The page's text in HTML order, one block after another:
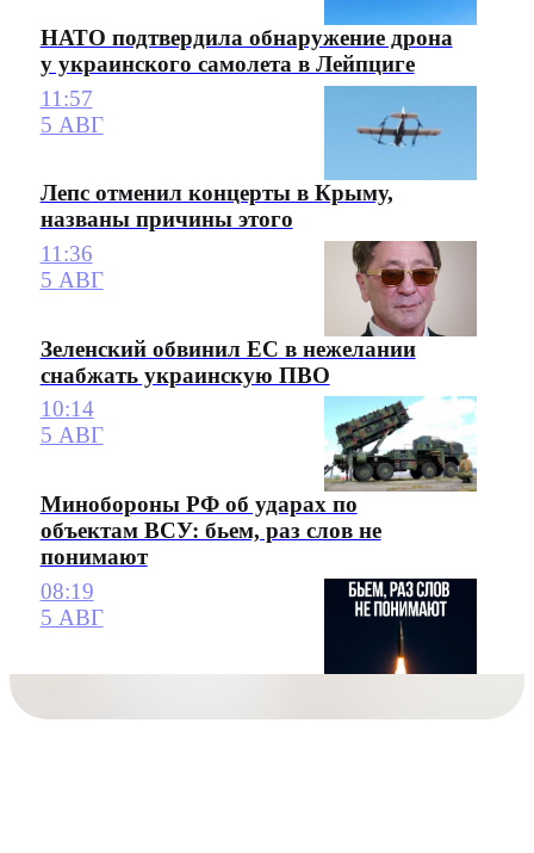
НАТО подтвердила обнаружение дрона
у украинского самолета в Лейпциге
11:57
5 АВГ
Лепс отменил концерты в Крыму,
названы причины этого
11:36
5 АВГ
Зеленский обвинил ЕС в нежелании
снабжать украинскую ПВО
10:14
5 АВГ
Минобороны РФ об ударах по
объектам ВСУ: бьем, раз слов не
понимают
08:19
5 АВГ